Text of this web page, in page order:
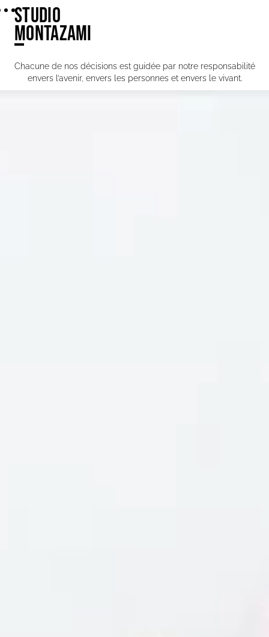
STUDIO
MONTAZAMI
Chacune de nos décisions est guidée par notre responsabilité
envers l’avenir, envers les personnes et envers le vivant.